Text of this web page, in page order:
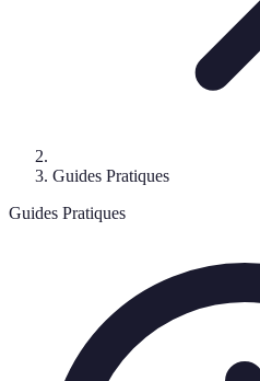
Guides Pratiques
Guides Pratiques